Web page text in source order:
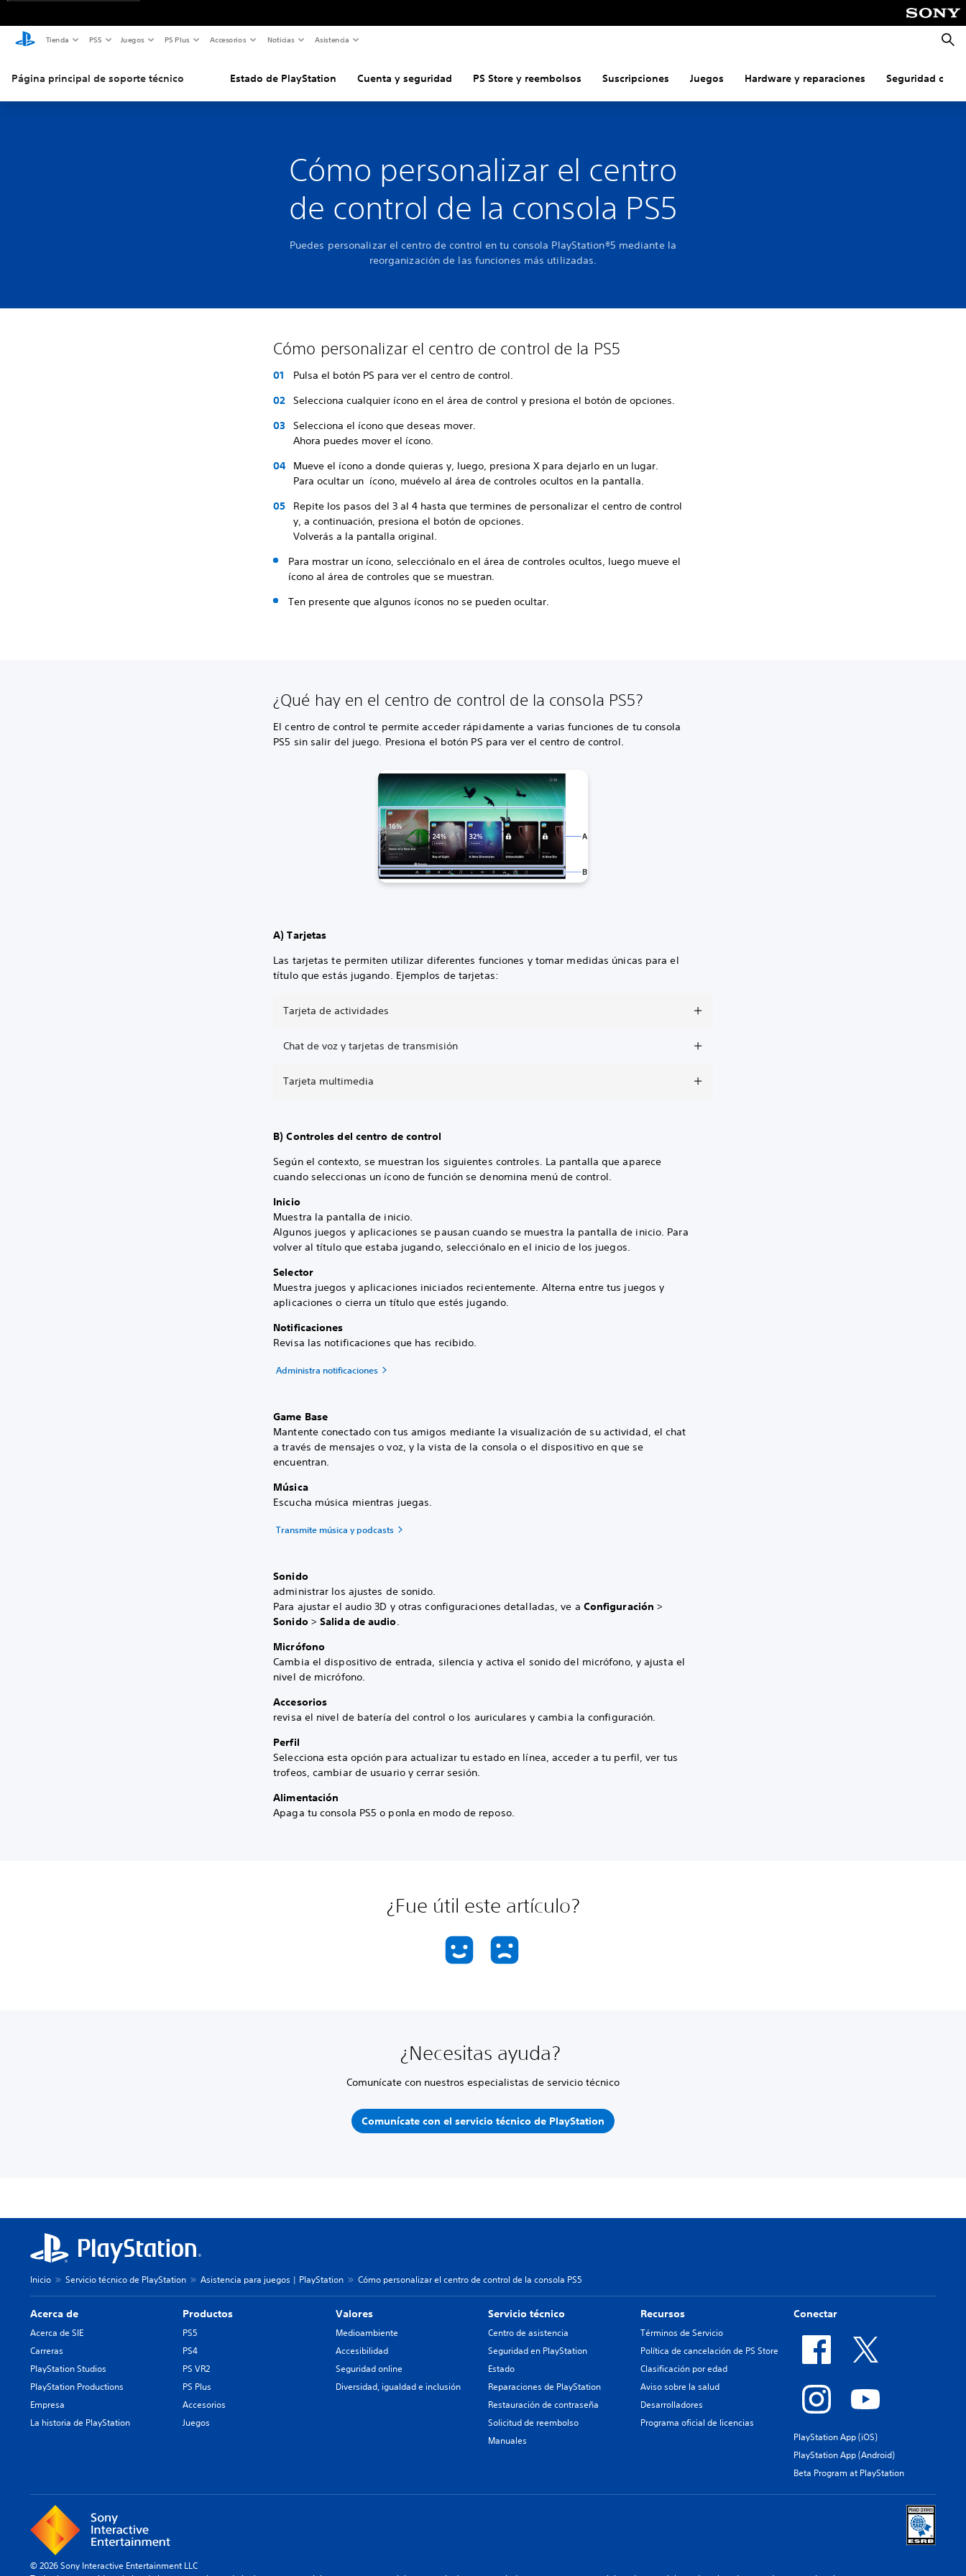
Tienda PS5 Juegos PS Plus Accesorios Noticias Asistencia
Página principal de soporte técnico Estado de PlayStation Cuenta y seguridad PS Store y reembolsos Suscripciones Juegos Hardware y reparaciones Seguridad
Cómo personalizar el centro
de control de la consola PS5
Puedes personalizar el centro de control en tu consola PlayStation®5 mediante la
reorganización de las funciones más utilizadas.
Cómo personalizar el centro de control de la PS5
Pulsa el botón PS para ver el centro de control.
Selecciona cualquier ícono en el área de control y presiona el botón de opciones.
Selecciona el ícono que deseas mover.
Ahora puedes mover el ícono.
Mueve el ícono a donde quieras y, luego, presiona X para dejarlo en un lugar.
Para ocultar un ícono, muévelo al área de controles ocultos en la pantalla.
Repite los pasos del 3 al 4 hasta que termines de personalizar el centro de control
y, a continuación, presiona el botón de opciones.
Volverás a la pantalla original.
Para mostrar un ícono, selecciónalo en el área de controles ocultos, luego mueve el
ícono al área de controles que se muestran.
Ten presente que algunos íconos no se pueden ocultar.
¿Qué hay en el centro de control de la consola PS5?
El centro de control te permite acceder rápidamente a varias funciones de tu consola
PS5 sin salir del juego. Presiona el botón PS para ver el centro de control.
A) Tarjetas
Las tarjetas te permiten utilizar diferentes funciones y tomar medidas únicas para el
título que estás jugando. Ejemplos de tarjetas:
Tarjeta de actividades
Chat de voz y tarjetas de transmisión
Tarjeta multimedia
B) Controles del centro de control
Según el contexto, se muestran los siguientes controles. La pantalla que aparece
cuando seleccionas un ícono de función se denomina menú de control.
Inicio
Muestra la pantalla de inicio.
Algunos juegos y aplicaciones se pausan cuando se muestra la pantalla de inicio. Para
volver al título que estaba jugando, selecciónalo en el inicio de los juegos.
Selector
Muestra juegos y aplicaciones iniciados recientemente. Alterna entre tus juegos y
aplicaciones o cierra un título que estés jugando.
Notificaciones
Revisa las notificaciones que has recibido.
Administra notificaciones
Game Base
Mantente conectado con tus amigos mediante la visualización de su actividad, el chat
a través de mensajes o voz, y la vista de la consola o el dispositivo en que se
encuentran.
Música
Escucha música mientras juegas.
Transmite música y podcasts
Sonido
administrar los ajustes de sonido.
Para ajustar el audio 3D y otras configuraciones detalladas, ve a Configuración >
Sonido >Salida de audio.
Micrófono
Cambia el dispositivo de entrada, silencia y activa el sonido del micrófono, y ajusta el
nivel de micrófono.
Accesorios
revisa el nivel de batería del control o los auriculares y cambia la configuración.
Perfil
Selecciona esta opción para actualizar tu estado en línea, acceder a tu perfil, ver tus
trofeos, cambiar de usuario y cerrar sesión.
Alimentación
Apaga tu consola PS5 o ponla en modo de reposo.
¿Fue útil este artículo?
¿Necesitas ayuda?
Comunícate con nuestros especialistas de servicio técnico
Comunícate con el servicio técnico de PlayStation
Inicio Servicio técnico de PlayStation Asistencia para juegos | PlayStation Cómo personalizar el centro de control de la consola PS5
Acerca de
Acerca de SIE
Carreras
PlayStation Studios
PlayStation Productions
Empresa
La historia de PlayStation
Productos
PS5
PS4
PS VR2
PS Plus
Accesorios
Juegos
Valores
Medioambiente
Accesibilidad
Seguridad online
Diversidad, igualdad e inclusión
Servicio técnico
Centro de asistencia
Seguridad en PlayStation
Estado
Reparaciones de PlayStation
Restauración de contraseña
Solicitud de reembolso
Manuales
Recursos
Términos de Servicio
Política de cancelación de PS Store
Clasificación por edad
Aviso sobre la salud
Desarrolladores
Programa oficial de licencias
Conectar
PlayStation App (iOS)
PlayStation App (Android)
Beta Program at PlayStation
© 2026 Sony Interactive Entertainment LLC